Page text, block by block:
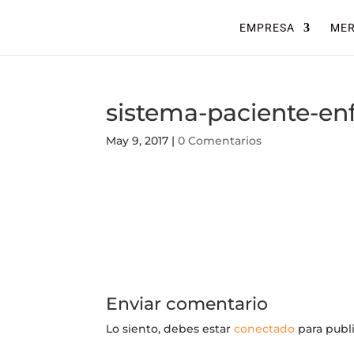
EMPRESA
sistema-paciente-
May 9, 2017 |0 Comentarios
Enviar comentario
Lo siento, debes estarconectado para